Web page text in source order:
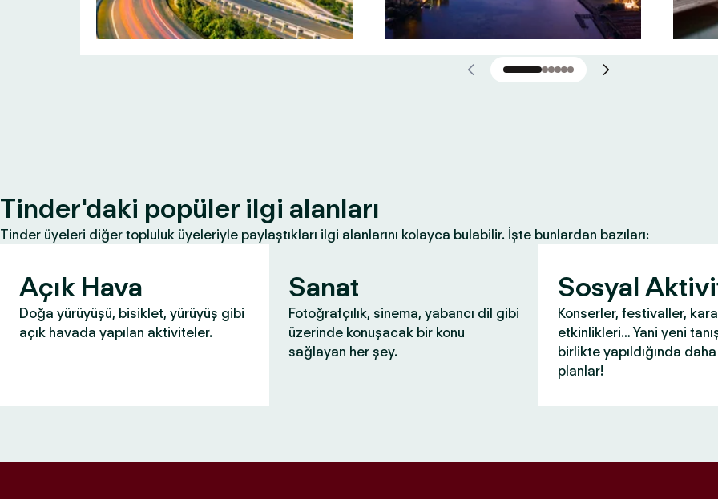
Tinder'daki popüler ilgi alanları
Tinder üyeleri diğer topluluk üyeleriyle paylaştıkları ilgi alanlarını kolayca bulabilir. İşte bunlardan bazıları:
Açık Hava
Doğa yürüyüşü, bisiklet, yürüyüş gibi
açık havada yapılan aktiviteler.
Sanat
Fotoğrafçılık, sinema, yabancı dil gibi
üzerinde konuşacak bir konu
sağlayan her şey.
Sosyal
Konserler, festivaller,
etkinlikleri… Yani yeni
birlikte yapıldığında
planlar!